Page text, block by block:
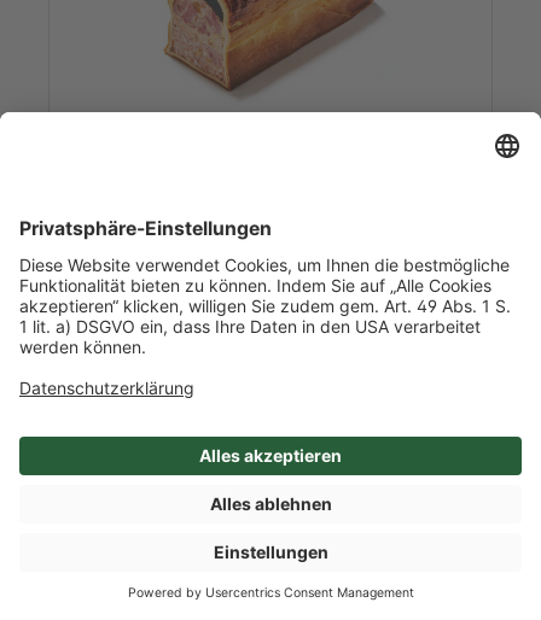
SHOP
Krustenpastete mit Ente &
Pfifferlingen
ca. 2,551 kg/l Inhalt
1 / Stück
Belgien